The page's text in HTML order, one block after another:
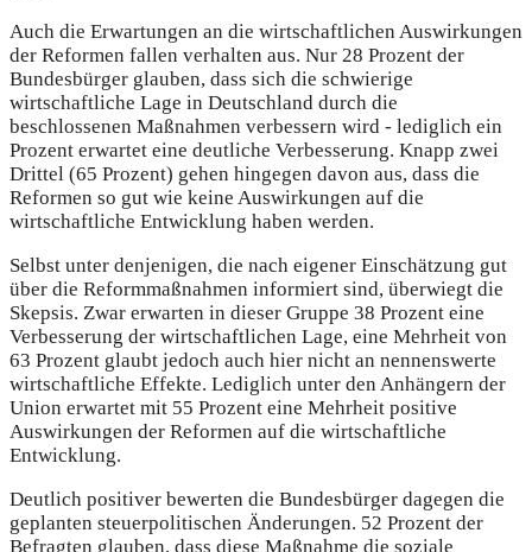
Auch die Erwartungen an die wirtschaftlichen Auswirkungen
der Reformen fallen verhalten aus. Nur 28 Prozent der
Bundesbürger glauben, dass sich die schwierige
wirtschaftliche Lage in Deutschland durch die
beschlossenen Maßnahmen verbessern wird - lediglich ein
Prozent erwartet eine deutliche Verbesserung. Knapp zwei
Drittel (65 Prozent) gehen hingegen davon aus, dass die
Reformen so gut wie keine Auswirkungen auf die
wirtschaftliche Entwicklung haben werden.
Selbst unter denjenigen, die nach eigener Einschätzung gut
über die Reformmaßnahmen informiert sind, überwiegt die
Skepsis. Zwar erwarten in dieser Gruppe 38 Prozent eine
Verbesserung der wirtschaftlichen Lage, eine Mehrheit von
63 Prozent glaubt jedoch auch hier nicht an nennenswerte
wirtschaftliche Effekte. Lediglich unter den Anhängern der
Union erwartet mit 55 Prozent eine Mehrheit positive
Auswirkungen der Reformen auf die wirtschaftliche
Entwicklung.
Deutlich positiver bewerten die Bundesbürger dagegen die
geplanten steuerpolitischen Änderungen. 52 Prozent der
Befragten glauben, dass diese Maßnahme die soziale